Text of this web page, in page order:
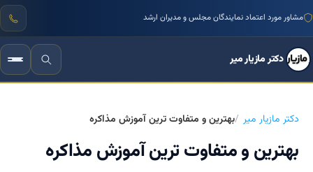
مشاور مورد اعتماد نمایندگان مجلس و مدیران ارشد
دکتر مازیار میر
دکتر مازیار میر بهترین و متفاوت ترین آموزش مذاکره
بهترین و متفاوت ترین آموزش مذاکره